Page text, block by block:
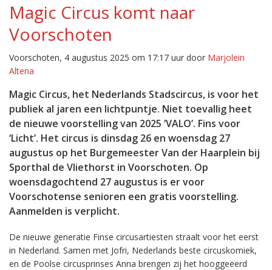
Magic Circus komt naar
Voorschoten
Voorschoten, 4 augustus 2025 om 17:17 uur door Marjolein
Altena
Magic Circus, het Nederlands Stadscircus, is voor het
publiek al jaren een lichtpuntje. Niet toevallig heet
de nieuwe voorstelling van 2025 ‘VALO’. Fins voor
‘Licht’. Het circus is dinsdag 26 en woensdag 27
augustus op het Burgemeester Van der Haarplein bij
Sporthal de Vliethorst in Voorschoten. Op
woensdagochtend 27 augustus is er voor
Voorschotense senioren een gratis voorstelling.
Aanmelden is verplicht.
De nieuwe generatie Finse circusartiesten straalt voor het eerst
in Nederland. Samen met Jofri, Nederlands beste circuskomiek,
en de Poolse circusprinses Anna brengen zij het hooggeëerd